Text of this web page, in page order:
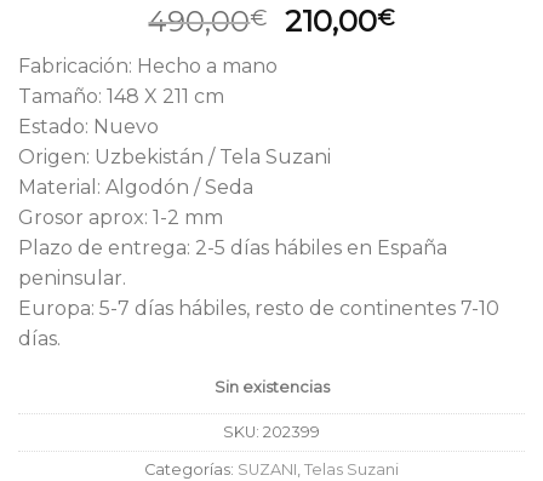
490,00€
El
precio
210,00€El
Fabricación: Hecho a mano
Tamaño: 148 X 211 cm
Estado: Nuevo
Origen: Uzbekistán / Tela Suzani
Material: Algodón / Seda
Grosor aprox: 1-2 mm
Plazo de entrega: 2-5 días hábiles en España
peninsular.
Europa: 5-7 días hábiles, resto de continentes 7-10
días.
Sin existencias
SKU: 202399
Categorías: SUZANI, Telas Suzani